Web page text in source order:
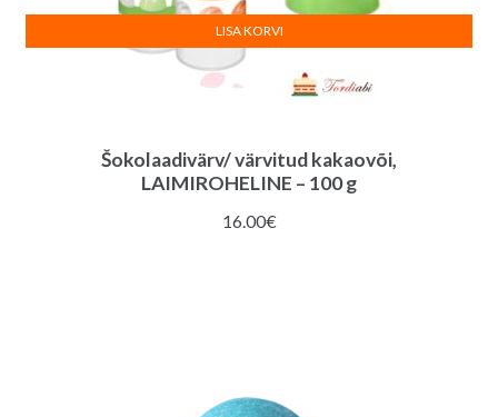
Šokolaadivärv/ värvitud kakaovõi,
LAIMIROHELINE – 100 g
16.00€
LISA KORVI